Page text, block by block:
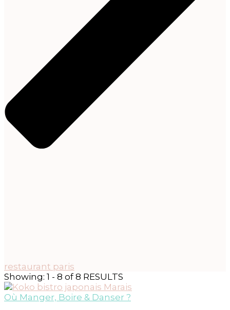
restaurant paris
Showing: 1 - 8 of 8 RESULTS
Où Manger, Boire & Danser ?